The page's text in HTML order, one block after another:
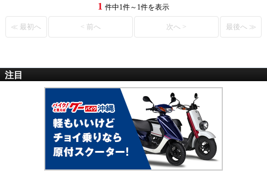
1 件中1件～1件を表示
≪ 最初へ < 前へ 次へ > 最後へ ≫
注目